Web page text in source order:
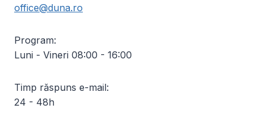
office@duna.ro
Program:
Luni - Vineri 08:00 - 16:00
Timp răspuns e-mail:
24 - 48h